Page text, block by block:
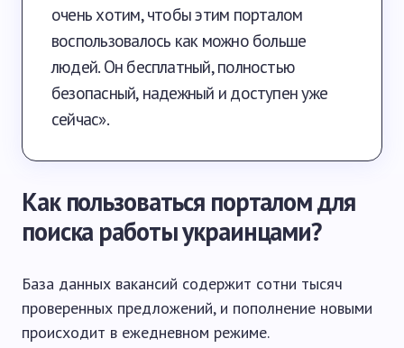
очень хотим, чтобы этим порталом
воспользовалось как можно больше
людей. Он бесплатный, полностью
безопасный, надежный и доступен уже
сейчас».
Как пользоваться порталом для
поиска работы украинцами?
База данных вакансий содержит сотни тысяч
проверенных предложений, и пополнение новыми
происходит в ежедневном режиме.